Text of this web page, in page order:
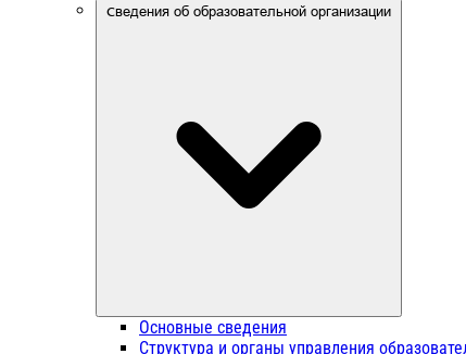
Сведения об образовательной организации
Основные сведения
Структура и органы управления